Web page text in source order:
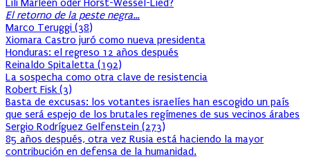
Lili Marleen oder Horst-Wessel-Lied?
El retorno de la peste negra…
Marco Teruggi (38)
Xiomara Castro juró como nueva presidenta
Honduras: el regreso 12 años después
Reinaldo Spitaletta (192)
La sospecha como otra clave de resistencia
Robert Fisk (3)
Basta de excusas: los votantes israelíes han escogido un país
que será espejo de los brutales regímenes de sus vecinos árabes
Sergio Rodríguez Gelfenstein (273)
85 años después, otra vez Rusia está haciendo la mayor
contribución en defensa de la humanidad.